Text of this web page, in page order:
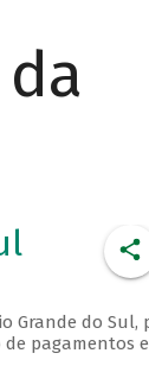
Grande do Sul,
pagamentos